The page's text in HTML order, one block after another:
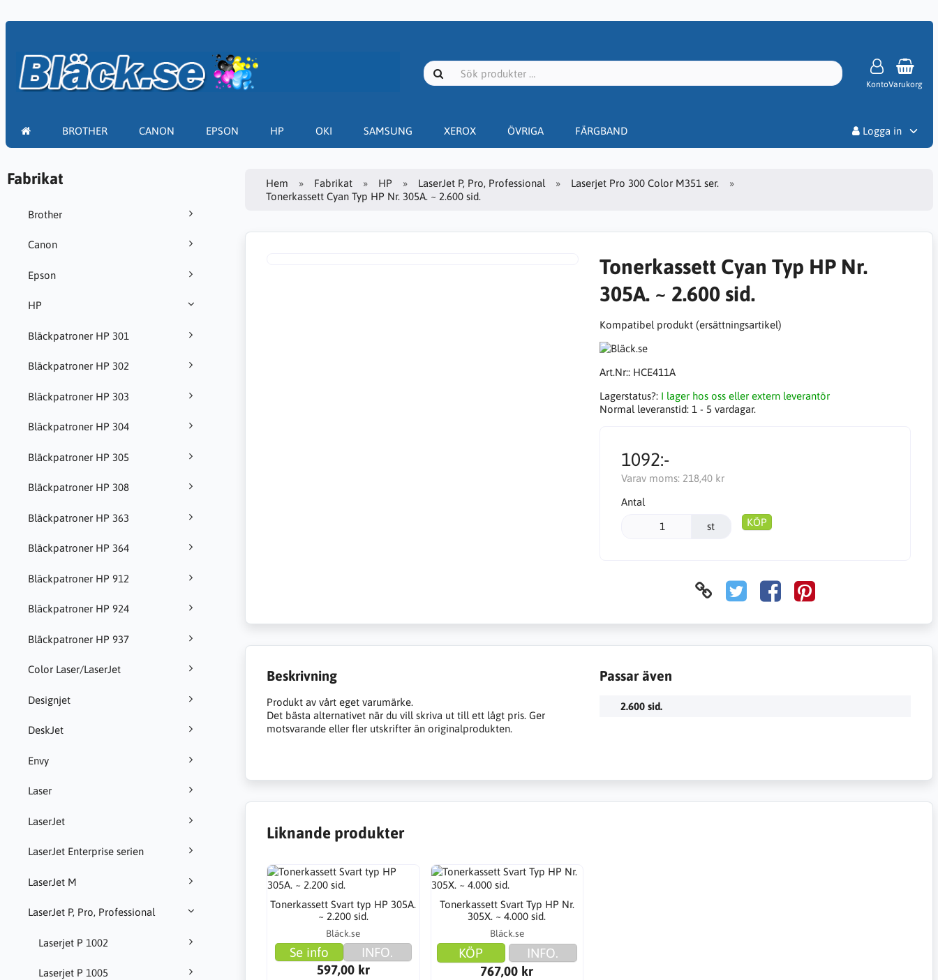
KontoVarukorg
BROTHER CANON EPSON HP OKI SAMSUNG XEROX ÖVRIGA FÄRGBAND
Logga in
Fabrikat
Brother
Canon
Epson
HP
Bläckpatroner HP 301
Bläckpatroner HP 302
Bläckpatroner HP 303
Bläckpatroner HP 304
Bläckpatroner HP 305
Bläckpatroner HP 308
Bläckpatroner HP 363
Bläckpatroner HP 364
Bläckpatroner HP 912
Bläckpatroner HP 924
Bläckpatroner HP 937
Color Laser/LaserJet
Designjet
DeskJet
Envy
Laser
LaserJet
LaserJet Enterprise serien
LaserJet M
LaserJet P, Pro, Professional
Laserjet P 1002
Laserjet P 1005
Hem Fabrikat HP LaserJet P, Pro, Professional
Laserjet Pro 300 Color M351 ser.
Tonerkassett Cyan Typ HP Nr. 305A. ~ 2.600 sid.
Tonerkassett Cyan Typ HP Nr.
305A. ~ 2.600 sid.
Kompatibel produkt (ersättningsartikel)
Art.Nr:: HCE411A
Lagerstatus?: I lager hos oss eller extern leverantör
Normal leveranstid: 1 - 5 vardagar.
1092:-
Varav moms: 218,40 kr
Antal
st KÖP
Beskrivning
Produkt av vårt eget varumärke.
Det bästa alternativet när du vill skriva ut till ett lågt pris. Ger
motsvarande eller fler utskrifter än originalprodukten.
Passar även
2.600 sid.
Liknande produkter
Tonerkassett Svart typ HP 305A.
~ 2.200 sid.
Bläck.se
Se info
INFO.
597,00 kr
Tonerkassett Svart Typ HP Nr.
305X. ~ 4.000 sid.
Bläck.se
KÖP
INFO.
767,00 kr